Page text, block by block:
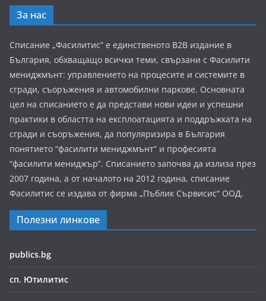
За нас
Списание „Фасилитис” е единственото B2B издание в
България, обхващащо всички теми, свързани с Фасилити
мениджмънт: управлението на процесите и системите в
сгради, съоръжения и автомобилни паркове. Основната
цел на списанието е да представи нови идеи и успешни
практики в областта на експлоатацията и поддръжката на
сгради и съоръжения, да популяризира в България
понятието “фасилити мениджмънт” и професията
“фасилити мениджър”. Списанието започва да излиза през
2007 година, а от началото на 2012 година, списание
Фасилитис се издава от фирма „Пъблик Сървисис“ ООД.
Полезни линкове
publics.bg
сп. Ютилитис